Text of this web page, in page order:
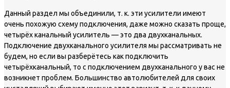
Данный раздел мы объединили, т. к. эти усилители имеют
очень похожую схему подключения, даже можно сказать проще,
четырёх канальный усилитель — это два двухканальных.
Подключение двухканального усилителя мы рассматривать не
будем, но если вы разберётесь как подключить
четырёхканальный, то с подключением двухканального у вас не
возникнет проблем. Большинство автолюбителей для своих